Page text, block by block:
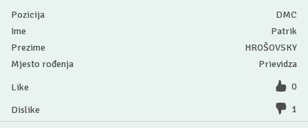
DMC
Patrik
HROŠOVSKY
Prievidza
0
1